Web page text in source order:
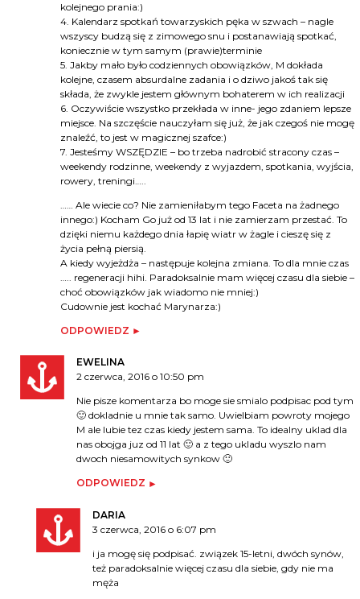
kolejnego prania:)
4. Kalendarz spotkań towarzyskich pęka w szwach – nagle
wszyscy budzą się z zimowego snu i postanawiają spotkać,
koniecznie w tym samym (prawie)terminie
5. Jakby mało było codziennych obowiązków, M dokłada
kolejne, czasem absurdalne zadania i o dziwo jakoś tak się
składa, że zwykle jestem głównym bohaterem w ich realizacji
6. Oczywiście wszystko przekłada w inne- jego zdaniem lepsze
miejsce. Na szczęście nauczyłam się już, że jak czegoś nie mogę
znaleźć, to jest w magicznej szafce:)
7. Jesteśmy WSZĘDZIE – bo trzeba nadrobić stracony czas –
weekendy rodzinne, weekendy z wyjazdem, spotkania, wyjścia,
rowery, treningi…..
…… Ale wiecie co? Nie zamieniłabym tego Faceta na żadnego
innego:) Kocham Go już od 13 lat i nie zamierzam przestać. To
dzięki niemu każdego dnia łapię wiatr w żagle i cieszę się z
życia pełną piersią.
A kiedy wyjeżdża – następuje kolejna zmiana. To dla mnie czas
….. regeneracji hihi. Paradoksalnie mam więcej czasu dla siebie –
choć obowiązków jak wiadomo nie mniej:)
Cudownie jest kochać Marynarza:)
ODPOWIEDZ
EWELINA
2 czerwca, 2016 o 10:50 pm
Nie pisze komentarza bo moge sie smialo podpisac pod tym
🙂 dokladnie u mnie tak samo. Uwielbiam powroty mojego
M ale lubie tez czas kiedy jestem sama. To idealny uklad dla
nas obojga juz od 11 lat 🙂 a z tego ukladu wyszlo nam
dwoch niesamowitych synkow 🙂
ODPOWIEDZ
DARIA
3 czerwca, 2016 o 6:07 pm
i ja mogę się podpisać. związek 15-letni, dwóch synów,
też paradoksalnie więcej czasu dla siebie, gdy nie ma
męża